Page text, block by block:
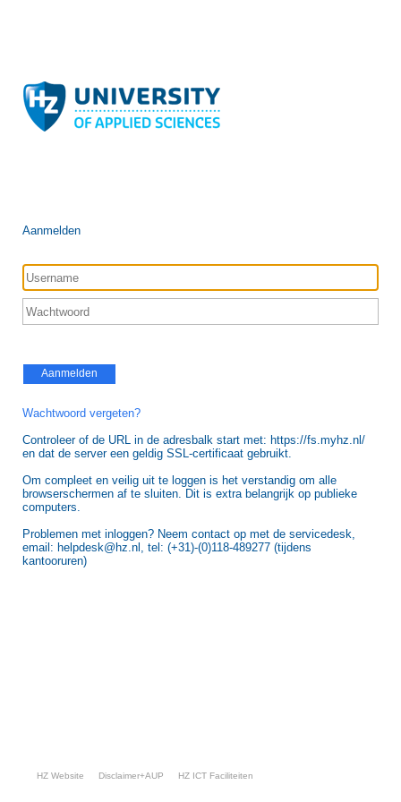
Aanmelden
Aanmelden
Wachtwoord vergeten?
Controleer of de URL in de adresbalk start met: https://fs.myhz.nl/
en dat de server een geldig SSL-certificaat gebruikt.
Om compleet en veilig uit te loggen is het verstandig om alle
browserschermen af te sluiten. Dit is extra belangrijk op publieke
computers.
Problemen met inloggen? Neem contact op met de servicedesk,
email: helpdesk@hz.nl, tel: (+31)-(0)118-489277 (tijdens
kantooruren)
HZ Website Disclaimer+AUP HZ ICT Faciliteiten